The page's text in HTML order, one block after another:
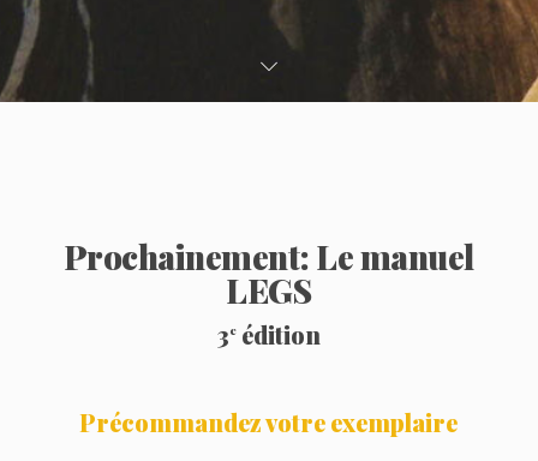
Prochainement: Le manuel
LEGS
3eédition
Précommandez votre exemplaire